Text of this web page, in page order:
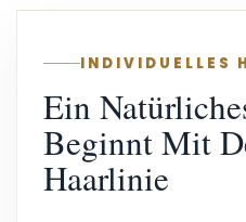
INDIVIDUELLES
Ein
Beginnt Mit
Haarlinie